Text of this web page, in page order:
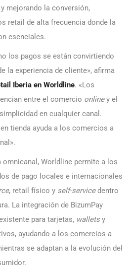
y mejorando la conversión,
retail de alta frecuencia donde la
esenciales.
los pagos se están convirtiendo
la experiencia de cliente», afirma
Iberia en Worldline. «Los
entre el comercio onliney el
en cualquier canal.
tienda ayuda a los comercios a
Worldline permite a los
de pago locales e internacionales
, retail físico y self-servicedentro
La integración de BizumPay
para tarjetas, walletsy
ayudando a los comercios a
se adaptan a la evolución del